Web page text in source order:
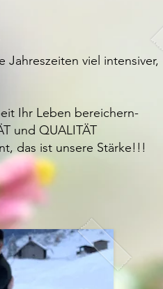
viel intensiver,
Ihr Leben bereichern-
und QUALITÄT
das ist unsere Stärke!!!